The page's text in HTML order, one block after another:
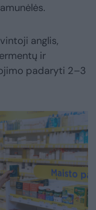
anglis,
ir
padaryti 2–3